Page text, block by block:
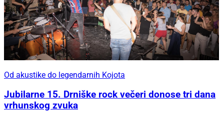
Od akustike do legendarnih Kojota
Jubilarne 15. Drniške rock večeri donose tri dana
vrhunskog zvuka